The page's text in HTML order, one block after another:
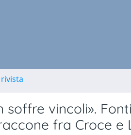
soffre vincoli».
fra Croce e